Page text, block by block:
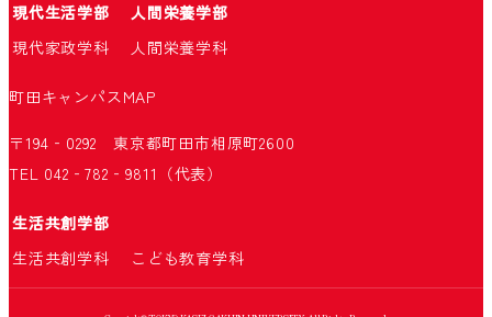
現代生活学部
人間栄養学部
現代家政学科
人間栄養学科
町田キャンパスMAP
〒194‐0292 東京都町田市相原町2600
TEL 042‐782‐9811（代表）
生活共創学部
生活共創学科
こども教育学科